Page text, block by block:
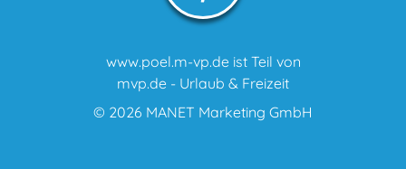
www.poel.m-vp.de ist Teil von
mvp.de - Urlaub & Freizeit
© 2026 MANET Marketing GmbH